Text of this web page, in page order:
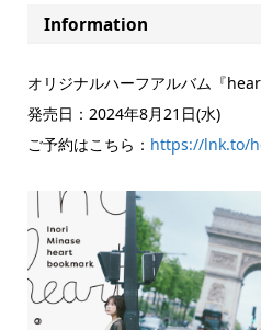
Information
オリジナルハーフアルバム『
発売日：2024年8月21日(水)
ご予約はこちら： https://lnk.to/